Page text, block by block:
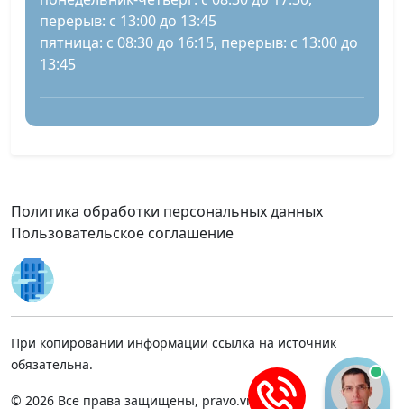
перерыв: с 13:00 до 13:45
пятница: с 08:30 до 16:15, перерыв: с 13:00 до
13:45
Политика обработки персональных данных
Пользовательское соглашение
При копировании информации ссылка на источник
обязательна.
© 2026 Все права защищены, pravo.vnmsk.ru.